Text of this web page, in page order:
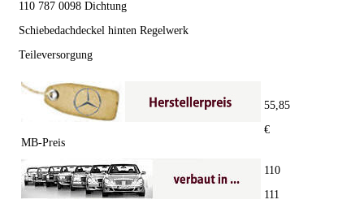
110 787 0098 Dichtung
Schiebedachdeckel hinten Regelwerk
Teileversorgung
MB-Preis
55,85
€
110
111